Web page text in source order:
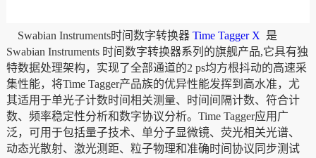
Swabian Instruments时间数字转换器 Time Tagger X 是
Swabian Instruments 时间数字转换器系列的旗舰产品,它具有独
特数据处理架构，实现了全部通道的2 ps均方根抖动的高速采
集性能，将Time Tagger产品族的优异性能发挥到高水准，尤
其适用于单光子计数时间相关测量、时间间隔计数、符合计
数、频率稳定性分析和数字协议分析。Time Tagger应用广
泛，可用于包括量子技术、单分子显微镜、荧光相关光谱、
动态光散射、激光测距、粒子物理和准确时间协议同步测试